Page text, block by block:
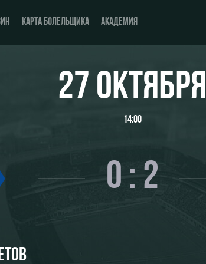
КАРТА БОЛЕЛЬЩИКА АКАДЕМИЯ
27 ОКТЯБРЯ
14:00
0 : 2